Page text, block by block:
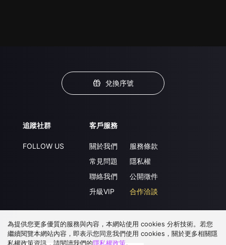
兌換序號
追蹤社群
FOLLOW US
客戶服務
關於我們
常見問題
聯絡我們
升級VIP
服務條款
隱私權
公開徵件
合作洽談
下載 APP
為提供您更多優質的服務與內容，本網站使用 cookies 分析技術。若您
繼續閱覽本網站內容，即表示您同意我們使用 cookies，關於更多相關隱
私權政策資訊，請閱讀我們的隱私權政策。